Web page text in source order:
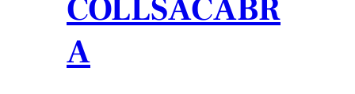
COLLSACABR
A